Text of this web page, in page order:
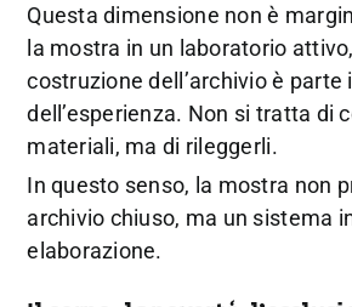
Questa dimensione non è
la mostra in un laboratorio
costruzione dell’archivio è parte
dell’esperienza. Non si tratta di
materiali, ma di rileggerli.
In questo senso, la mostra non
archivio chiuso, ma un sistema
elaborazione.